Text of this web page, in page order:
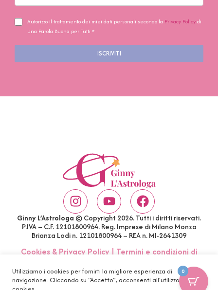
Autorizzo il trattamento dei miei dati personali secondo la Privacy Policydi
Una Parola Buona per Tutti *
ISCRIVITI
Ginny L’Astrologa © Copyright 2026. Tutti i diritti riservati.
P.IVA – C.F. 12101800964. Reg. Imprese di Milano Monza
Brianza Lodi n. 12101800964 – REA n. MI-2641309
Cookies & Privacy Policy| Termini e condizioni di
Utilizziamo i cookies per fornirti la migliore esperienza di
navigazione. Cliccando su “Accetto”, acconsenti all'utilizzo di tutti i
0